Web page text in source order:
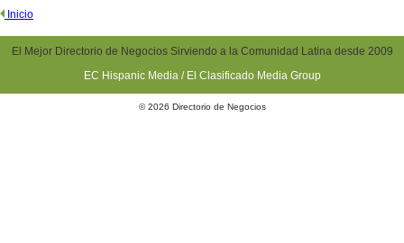
Inicio
El Mejor Directorio de Negocios Sirviendo a la Comunidad Latina desde 2009
EC Hispanic Media / El Clasificado Media Group
© 2026 Directorio de Negocios